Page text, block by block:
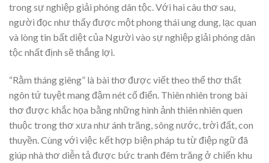
trong sự nghiệp giải phóng dân tộc. Với hai câu thơ sau,
người đọc như thấy được một phong thái ung dung, lạc quan
và lòng tin bất diệt của Người vào sự nghiệp giải phóng dân
tộc nhất định sẽ thắng lợi.
“Rằm tháng giêng” là bài thơ được viết theo thể thơ thất
ngôn tứ tuyệt mang đậm nét cổ điển. Thiên nhiên trong bài
thơ được khắc họa bằng những hình ảnh thiên nhiên quen
thuộc trong thơ xưa như ánh trăng, sông nước, trời đất, con
thuyền. Cùng với việc kết hợp biện pháp tu từ điệp ngữ đã
giúp nhà thơ diễn tả được bức tranh đêm trăng ở chiến khu